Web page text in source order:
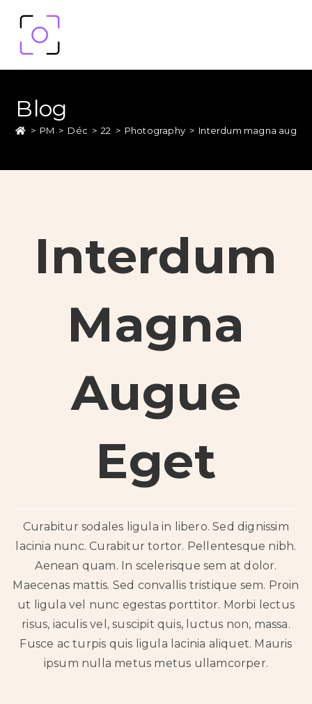
Blog
> PM > Déc > 22 > Photography > Interdum magna
Interdum
Magna
Augue
Eget
Curabitur sodales ligula in libero. Sed dignissim
lacinia nunc. Curabitur tortor. Pellentesque nibh.
Aenean quam. In scelerisque sem at dolor.
Maecenas mattis. Sed convallis tristique sem. Proin
ut ligula vel nunc egestas porttitor. Morbi lectus
risus, iaculis vel, suscipit quis, luctus non, massa.
Fusce ac turpis quis ligula lacinia aliquet. Mauris
ipsum nulla metus metus ullamcorper.